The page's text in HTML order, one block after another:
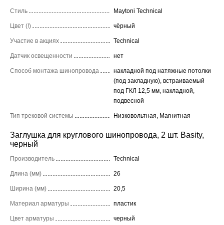
Стиль Maytoni Technical
Цвет (!) чёрный
Участие в акциях Technical
Датчик освещенности нет
Способ монтажа шинопровода
накладной под натяжные потолки
(под закладную), встраиваемый
под ГКЛ 12,5 мм, накладной,
подвесной
Тип трековой системы Низковольтная, Магнитная
Заглушка для круглового шинопровода, 2 шт. Basity,
черный
Производитель Technical
Длина (мм) 26
Ширина (мм) 20,5
Материал арматуры пластик
Цвет арматуры черный